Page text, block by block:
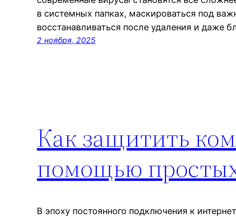
в системных папках, маскироваться под
восстанавливаться после удаления и даже
2 ноября, 2025
Как защитить
помощью
В эпоху постоянного подключения к